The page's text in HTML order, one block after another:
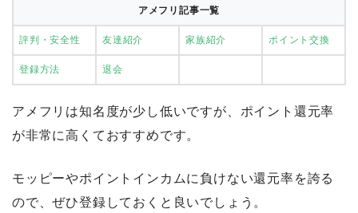
アメフリ記事一覧
評判・安全性 友達紹介 家族紹介 ポイント交換
登録方法 退会
アメフリは知名度が少し低いですが、ポイント還元率
が非常に高くておすすめです。
モッピーやポイントインカムに負けない還元率を誇る
ので、ぜひ登録しておくと良いでしょう。